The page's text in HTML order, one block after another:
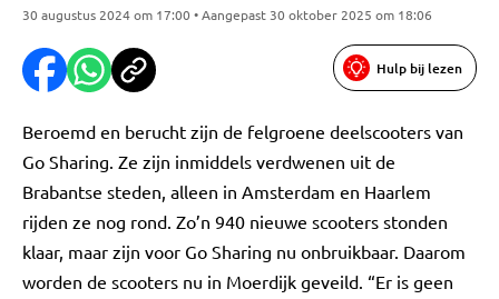
30 augustus 2024 om 17:00 • Aangepast 30 oktober 2025 om 18:06
Hulp bij lezen
Beroemd en berucht zijn de felgroene deelscooters van
Go Sharing. Ze zijn inmiddels verdwenen uit de
Brabantse steden, alleen in Amsterdam en Haarlem
rijden ze nog rond. Zo’n 940 nieuwe scooters stonden
klaar, maar zijn voor Go Sharing nu onbruikbaar. Daarom
worden de scooters nu in Moerdijk geveild. “Er is geen